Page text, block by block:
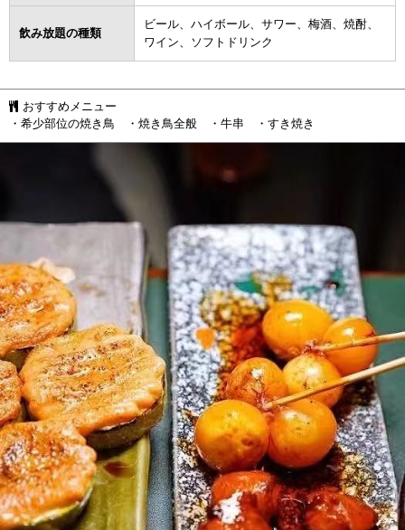
飲み放題の種類
ビール、ハイボール、サワー、梅酒、焼酎、
ワイン、ソフトドリンク
おすすめメニュー
・希少部位の焼き鳥 ・焼き鳥全般 ・牛串 ・すき焼き